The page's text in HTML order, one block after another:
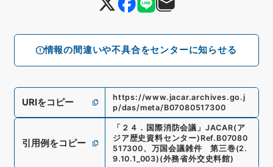
情報の間違いや不具合をセンターに知らせる
URIをコピー
https://www.jacar.archives.go.j
p/das/meta/B07080517300
引用例をコピー
「 ２４．国際消防会議 」 JACAR(ア
ジア歴史資料センター) Ref. B07080
517300、 万国会議雑件 第三巻(2.
9.10.1_003) (外務省外交史料館)